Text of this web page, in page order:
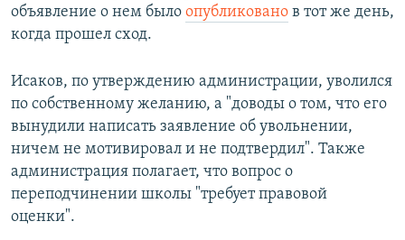
объявление о нем было опубликовано в тот же день,
когда прошел сход.
Исаков, по утверждению администрации, уволился
по собственному желанию, а "доводы о том, что его
вынудили написать заявление об увольнении,
ничем не мотивировал и не подтвердил". Также
администрация полагает, что вопрос о
переподчинении школы "требует правовой
оценки".